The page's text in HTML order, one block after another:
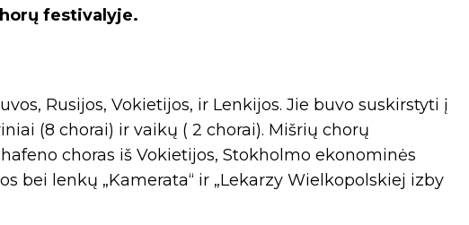
festivalyje.
Rusijos, Vokietijos, ir Lenkijos. Jie buvo suskirstyti į
(8 chorai) ir vaikų ( 2 chorai). Mišrių chorų
choras iš Vokietijos, Stokholmo ekonominės
bei lenkų „Kamerata“ ir „Lekarzy Wielkopolskiej izby